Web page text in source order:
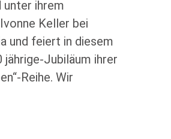
unter ihrem
Keller bei
und feiert in diesem
jährige-Jubiläum ihrer
Reihe. Wir